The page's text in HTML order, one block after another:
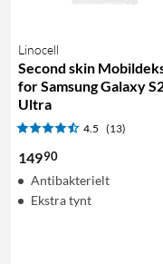
Linocell
Second skin
for Samsung Galaxy
Ultra
4.5 (13)
14990
Antibakterielt
Ekstra tynt